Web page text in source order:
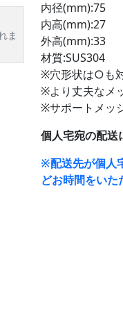
ま
内径(mm):75
内高(mm):27
外高(mm):33
材質:SUS304
※穴形状は○も
※より丈夫なメ
※サポートメッ
個人宅宛の配送
※配送先が個人
どお時間をいた